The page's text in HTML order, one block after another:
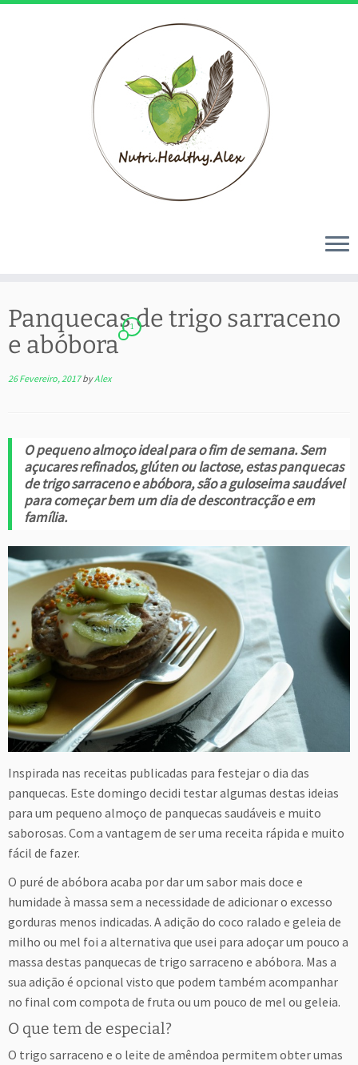
to
content
Panquecas de trigo sarraceno
e abóbora
1
26 Fevereiro, 2017 byAlex
O pequeno almoço ideal para o fim de semana. Sem
açucares refinados, glúten ou lactose, estas panquecas
de trigo sarraceno e abóbora, são a guloseima saudável
para começar bem um dia de descontracção e em
família.
Inspirada nas receitas publicadas para festejar o dia das
panquecas. Este domingo decidi testar algumas destas ideias
para um pequeno almoço de panquecas saudáveis e muito
saborosas. Com a vantagem de ser uma receita rápida e muito
fácil de fazer.
O puré de abóbora acaba por dar um sabor mais doce e
humidade à massa sem a necessidade de adicionar o excesso
gorduras menos indicadas. A adição do coco ralado e geleia de
milho ou mel foi a alternativa que usei para adoçar um pouco a
massa destas panquecas de trigo sarraceno e abóbora. Mas a
sua adição é opcional visto que podem também acompanhar
no final com compota de fruta ou um pouco de mel ou geleia.
O que tem de especial?
O trigo sarraceno e o leite de amêndoa permitem obter umas